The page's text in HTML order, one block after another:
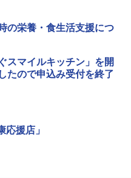
の栄養・食生活支援につ
スマイルキッチン」を開
たので申込み受付を終了
応援店」